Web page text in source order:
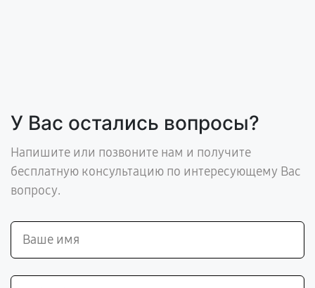
У Вас остались вопросы?
Напишите или позвоните нам и получите
бесплатную консультацию по интересующему Вас
вопросу.